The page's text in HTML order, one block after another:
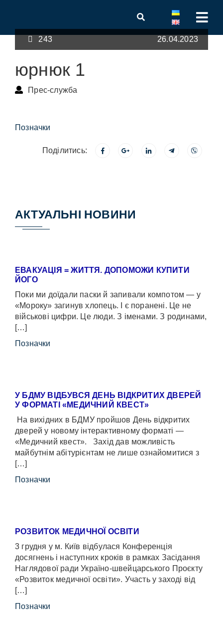
243 26.04.2023
юрнюк 1
Прес-служба
Позначки
Поділитись:
АКТУАЛЬНІ НОВИНИ
ЕВАКУАЦІЯ = ЖИТТЯ. ДОПОМОЖИ КУПИТИ
ЙОГО
Поки ми доїдали паски й запивали компотом — у
«Мороку» загинув хлопець. І є поранені. Це не
військові цифри. Це люди. З іменами. З родинами,
[…]
Позначки
У БДМУ ВІДБУВСЯ ДЕНЬ ВІДКРИТИХ ДВЕРЕЙ
У ФОРМАТІ «МЕДИЧНИЙ КВЕСТ»
На вихідних в БДМУ пройшов День відкритих
дверей у новому інтерактивному форматі —
«Медичний квест». Захід дав можливість
майбутнім абітурієнтам не лише ознайомитися з
[…]
Позначки
РОЗВИТОК МЕДИЧНОЇ ОСВІТИ
3 грудня у м. Київ відбулася Конференція
досягнень і наступних кроків в рамках Засідання
Наглядової ради Україно-швейцарського Проєкту
«Розвиток медичної освіти». Участь у заході від
[…]
Позначки